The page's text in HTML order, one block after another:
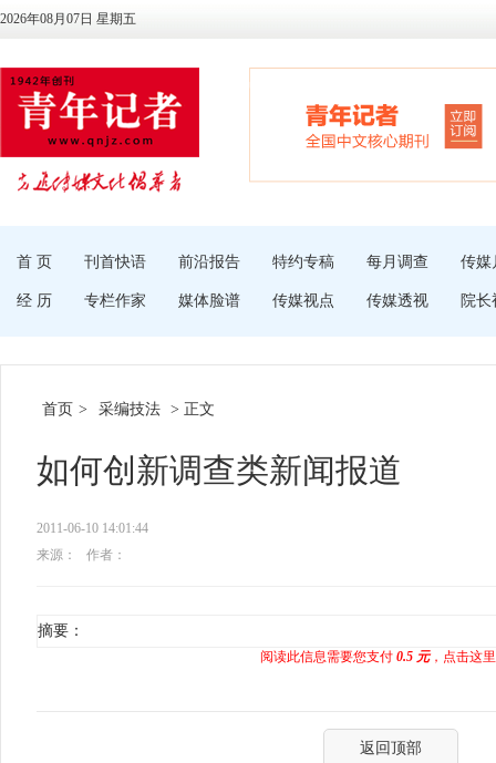
2026年08月07日 星期五
首 页 刊首快语 前沿报告 特约专稿 每月调查 传媒
经 历 专栏作家 媒体脸谱 传媒视点 传媒透视 院长
首页 > 采编技法 > 正文
如何创新调查类新闻报道
2011-06-10 14:01:44
来源：
作者：
摘要：
阅读此信息需要您支付 0.5 元，点击这
返回顶部